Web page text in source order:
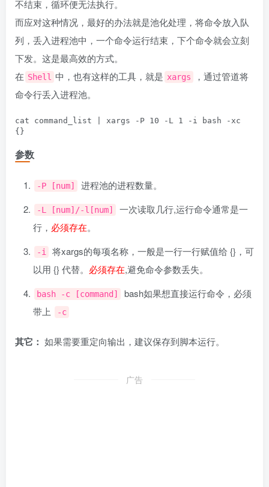
不结束，循环便无法执行。
而应对这种情况，最好的办法就是池化处理，将命令放入队
列，丢入进程池中，一个命令运行结束，下个命令就会立刻
下发。这是最高效的方式。
在 Shell 中，也有这样的工具，就是 xargs
，通过管道将
命令行丢入进程池。
cat command_list | xargs -P 10 -L 1 -i bash -xc
参数
-P [num] 进程池的进程数量。
-L [num]/-l[num]
一次读取几行,运行命令通常是一
行， 必须存在。
-i
将xargs的每项名称，一般是一行一行赋值给 {}，可
以用 {} 代替。 必须存在,避免命令参数丢失。
bash -c [command]
bash如果想直接运行命令，必须
带上
-c
其它： 如果需要重定向输出，建议保存到脚本运行。
广告